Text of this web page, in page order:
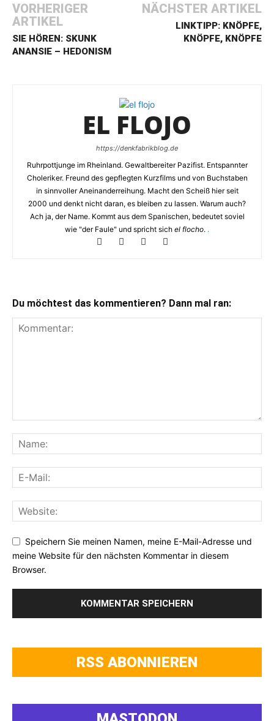
VORHERIGER
ARTIKEL
SIE HÖREN: SKUNK
ANANSIE – HEDONISM
NÄCHSTER ARTIKEL
LINKTIPP: KNÖPFE,
KNÖPFE, KNÖPFE
EL FLOJO
https://denkfabrikblog.de
Ruhrpottjunge im Rheinland. Gewaltbereiter Pazifist. Entspannter
Choleriker. Freund des gepflegten Kurzfilms und von Buchstaben
in sinnvoller Aneinanderreihung. Macht den Scheiß hier seit
2000 und denkt nicht daran, es bleiben zu lassen. Warum auch?
Ach ja, der Name. Kommt aus dem Spanischen, bedeutet soviel
wie "der Faule" und spricht sich el flocho. .
Du möchtest das kommentieren? Dann mal ran:
Speichern Sie meinen Namen, meine E-Mail-Adresse und
meine Website für den nächsten Kommentar in diesem
Browser.
RSS ABONNIEREN